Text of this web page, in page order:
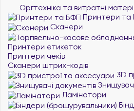
Оргтехніка та витратні
Принтери та
Сканери
Принтери етикеток
Принтери чеків
Сканери штрих-кодів
3D
Ламінатори